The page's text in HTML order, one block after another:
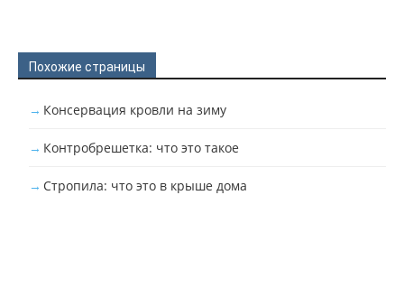
Похожие страницы
Консервация кровли на зиму
Контробрешетка: что это такое
Стропила: что это в крыше дома